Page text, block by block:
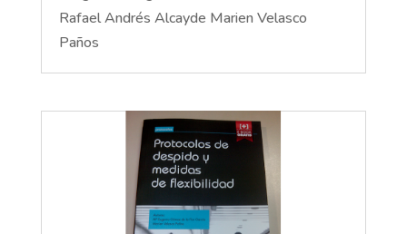
Rafael Andrés Alcayde Marien Velasco
Paños